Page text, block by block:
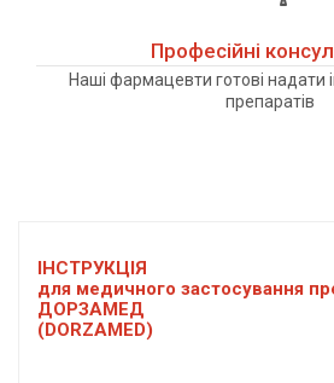
Професійні
Наші фармацевти готові
препаратів
ІНСТРУКЦІЯ
для медичного застосування
ДОРЗАМЕД
(DORZAMED)